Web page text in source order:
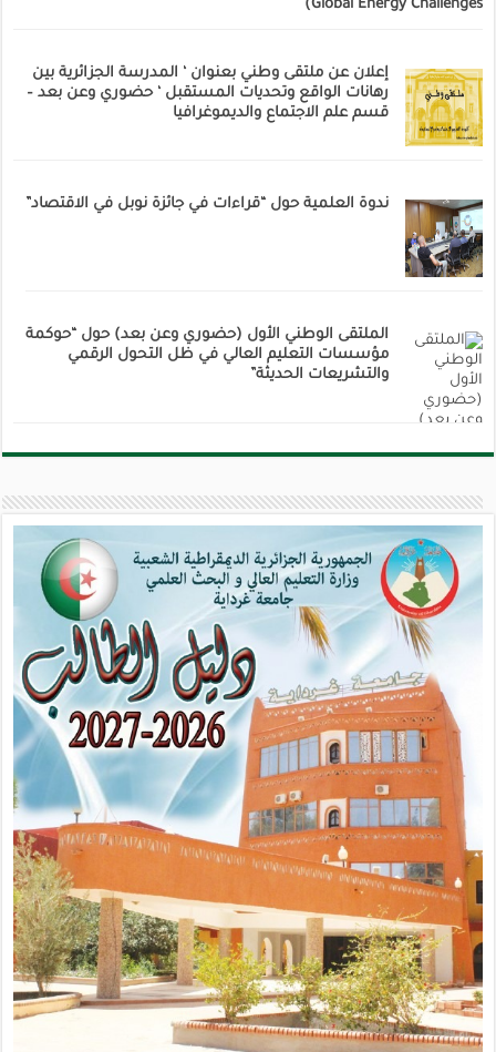
Global Energy Challenges)
إعلان عن ملتقى وطني بعنوان ‘ المدرسة الجزائرية بين
رهانات الواقع وتحديات المستقبل ‘ حضوري وعن بعد –
قسم علم الاجتماع والديموغرافيا
ندوة العلمية حول “قراءات في جائزة نوبل في الاقتصاد”
الملتقى الوطني الأول (حضوري وعن بعد) حول “حوكمة
مؤسسات التعليم العالي في ظل التحول الرقمي
والتشريعات الحديثة”